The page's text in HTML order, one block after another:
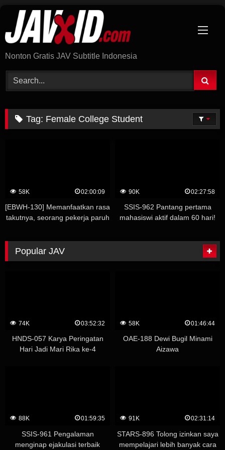
content
Nonton Gratis JAV Subtitle Indonesia
Tag: Female College Student
58K 02:00:09
[EBWH-130] Memanfaatkan rasa
takutnya, seorang pekerja paruh
untuk menjadi onahole untuk
kontrak kenaikan gaji sebesar 50
90K 02:27:58
SSIS-962 Pantang pertama
mahasiswi aktif dalam 60 hari!
melonjak dan dia mengejang,
penyiksaan pelacur dan klimaks
Popular JAV
74K 03:52:32
HNDS-057 Karya Peringatan
Hari Jadi Mari Rika ke-4
58K 01:46:44
OAE-188 Dewi Bugil Minami
Aizawa
88K 01:59:35
SSIS-961 Pengalaman
menginap ejakulasi terbaik
91K 02:31:14
STARS-896 Tolong izinkan saya
mempelajari lebih banyak cara